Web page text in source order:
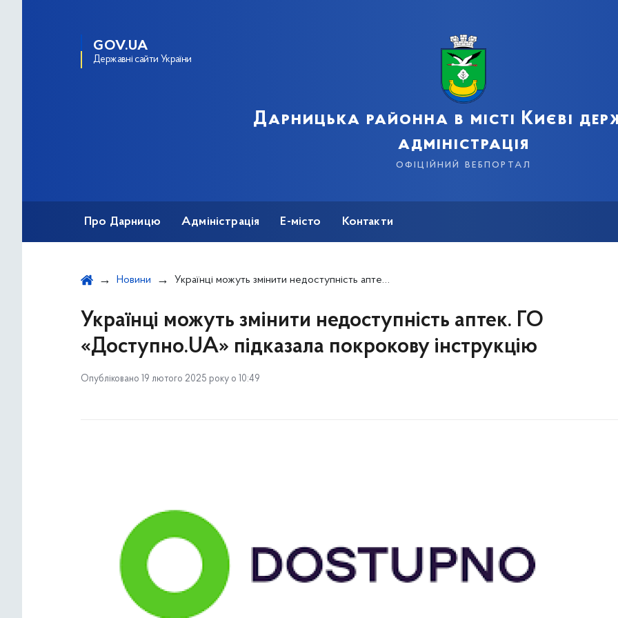
GOV.UA
Державні сайти України
Дарницька районна в місті Києві
адміністрація
офіційний вебпортал
Про Дарницю Адміністрація Е-місто Контакти
Новини Українці можуть змінити недоступність аптек. ГО «Доступно.UA» підказала покрокову інструкцію
Українці можуть змінити недоступність аптек. ГО
«Доступно.UA» підказала покрокову інструкцію
Опубліковано 19 лютого 2025 року о 10:49